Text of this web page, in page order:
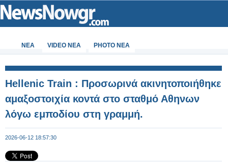
ΝΕΑ VIDEO NEA PHOTO NEA
Hellenic Train : Προσωρινά ακινητοποιήθηκε
αμαξοστοιχία κοντά στο σταθμό Αθηνων
λόγω εμποδίου στη γραμμή.
2026-06-12 18:57:30